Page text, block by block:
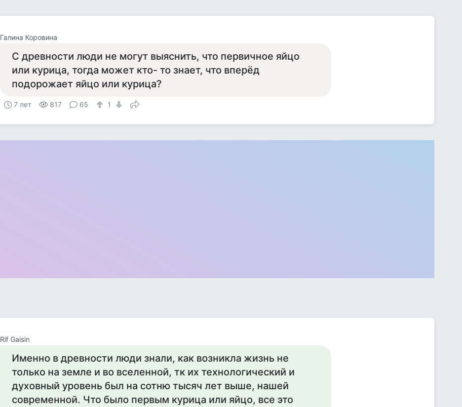
Галина Коровина
С древности люди не могут выяснить, что первичное яйцо
или курица, тогда может кто- то знает, что вперёд
подорожает яйцо или курица?
7 лет 817 65 1
Rif Gaisin
Именно в древности люди знали, как возникла жизнь не
только на земле и во вселенной, тк их технологический и
духовный уровень был на сотню тысяч лет выше, нашей
современной. Что было первым курица или яйцо, все это